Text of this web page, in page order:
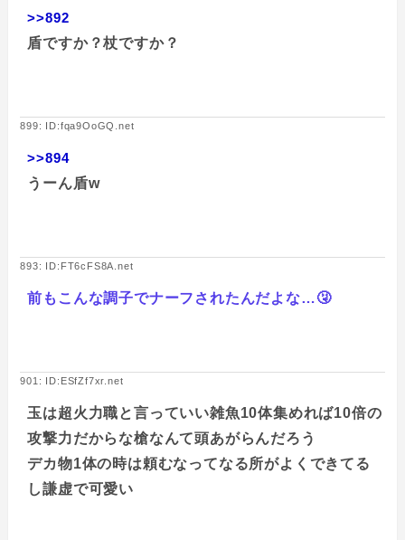
>>892
盾ですか？杖ですか？
899: ID:fqa9OoGQ.net
>>894
うーん盾w
893: ID:FT6cFS8A.net
前もこんな調子でナーフされたんだよな…🤧
901: ID:ESfZf7xr.net
玉は超火力職と言っていい雑魚10体集めれば10倍の
攻撃力だからな槍なんて頭あがらんだろう
デカ物1体の時は頼むなってなる所がよくできてる
し謙虚で可愛い